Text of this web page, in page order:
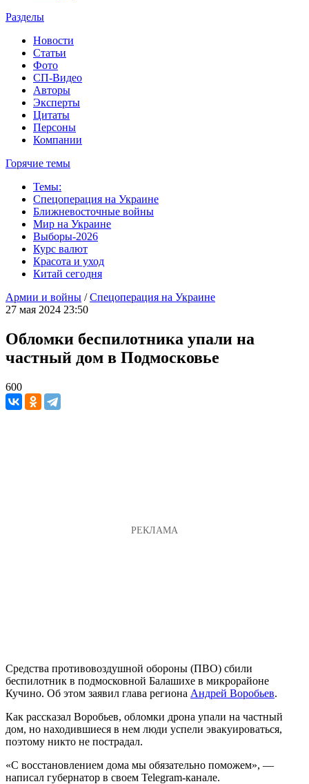
Разделы
Новости
Статьи
Фото
СП-Видео
Авторы
Эксперты
Цитаты
Персоны
Компании
Горячие темы
Темы:
Спецоперация на Украине
Ближневосточные войны
Мир на Украине
Выборы-2026
Курс валют
Красота и уход
Китай сегодня
Армии и войны /Спецоперация на Украине
27 мая 2024 23:50
Обломки беспилотника упали на
частный дом в Подмосковье
600
Средства противовоздушной обороны (ПВО) сбили
беспилотник в подмосковной Балашихе в микрорайоне
Кучино. Об этом заявил глава региона Андрей Воробьев.
Как рассказал Воробьев, обломки дрона упали на частный
дом, но находившиеся в нем люди успели эвакуироваться,
поэтому никто не пострадал.
«С восстановлением дома мы обязательно поможем», —
написал губернатор в своем Telegram-канале.